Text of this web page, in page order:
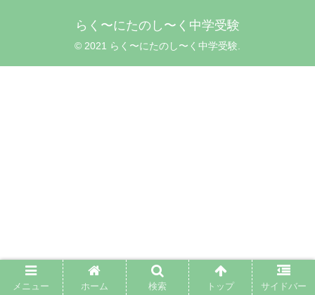
らく〜にたのし〜く中学受験
© 2021 らく〜にたのし〜く中学受験.
メニュー ホーム 検索 トップ サイドバー